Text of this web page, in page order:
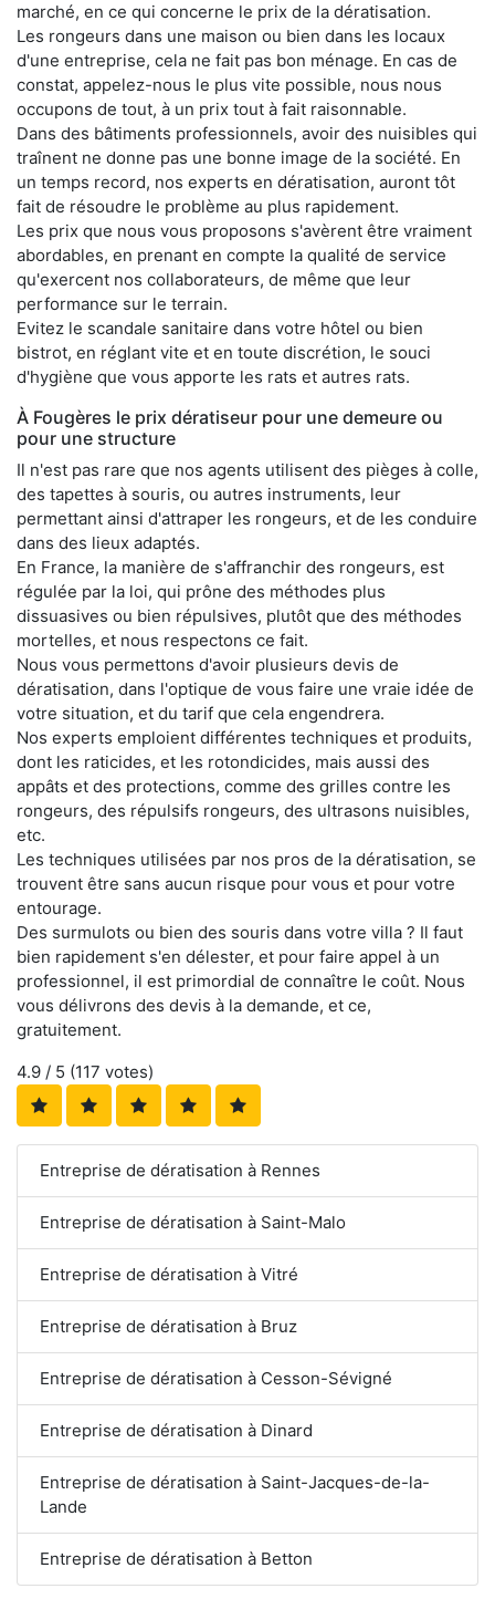
marché, en ce qui concerne le prix de la dératisation.
Les rongeurs dans une maison ou bien dans les locaux
d'une entreprise, cela ne fait pas bon ménage. En cas de
constat, appelez-nous le plus vite possible, nous nous
occupons de tout, à un prix tout à fait raisonnable.
Dans des bâtiments professionnels, avoir des nuisibles qui
traînent ne donne pas une bonne image de la société. En
un temps record, nos experts en dératisation, auront tôt
fait de résoudre le problème au plus rapidement.
Les prix que nous vous proposons s'avèrent être vraiment
abordables, en prenant en compte la qualité de service
qu'exercent nos collaborateurs, de même que leur
performance sur le terrain.
Evitez le scandale sanitaire dans votre hôtel ou bien
bistrot, en réglant vite et en toute discrétion, le souci
d'hygiène que vous apporte les rats et autres rats.
À Fougères le prix dératiseur pour une demeure ou
pour une structure
Il n'est pas rare que nos agents utilisent des pièges à colle,
des tapettes à souris, ou autres instruments, leur
permettant ainsi d'attraper les rongeurs, et de les conduire
dans des lieux adaptés.
En France, la manière de s'affranchir des rongeurs, est
régulée par la loi, qui prône des méthodes plus
dissuasives ou bien répulsives, plutôt que des méthodes
mortelles, et nous respectons ce fait.
Nous vous permettons d'avoir plusieurs devis de
dératisation, dans l'optique de vous faire une vraie idée de
votre situation, et du tarif que cela engendrera.
Nos experts emploient différentes techniques et produits,
dont les raticides, et les rotondicides, mais aussi des
appâts et des protections, comme des grilles contre les
rongeurs, des répulsifs rongeurs, des ultrasons nuisibles,
etc.
Les techniques utilisées par nos pros de la dératisation, se
trouvent être sans aucun risque pour vous et pour votre
entourage.
Des surmulots ou bien des souris dans votre villa ? Il faut
bien rapidement s'en délester, et pour faire appel à un
professionnel, il est primordial de connaître le coût. Nous
vous délivrons des devis à la demande, et ce,
gratuitement.
4.9 / 5 (117 votes)
Entreprise de dératisation à Rennes
Entreprise de dératisation à Saint-Malo
Entreprise de dératisation à Vitré
Entreprise de dératisation à Bruz
Entreprise de dératisation à Cesson-Sévigné
Entreprise de dératisation à Dinard
Entreprise de dératisation à Saint-Jacques-de-la-
Lande
Entreprise de dératisation à Betton